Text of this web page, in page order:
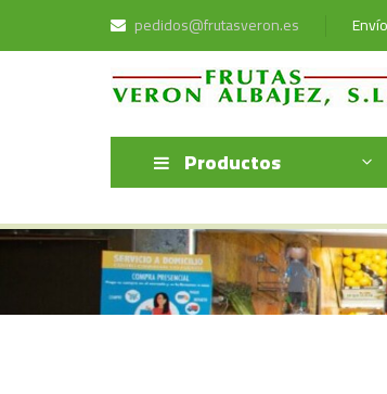
pedidos@frutasveron.es
Productos